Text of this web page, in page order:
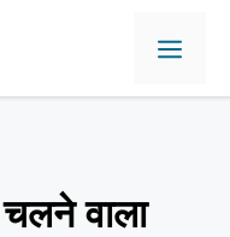
वाला